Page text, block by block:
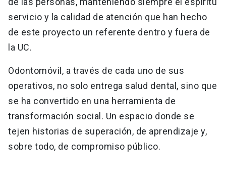
servicio y la calidad de atención que han hecho
de este proyecto un referente dentro y fuera de
la UC.
Odontomóvil, a través de cada uno de sus
operativos, no solo entrega salud dental, sino que
se ha convertido en una herramienta de
transformación social. Un espacio donde se
tejen historias de superación, de aprendizaje y,
sobre todo, de compromiso público.